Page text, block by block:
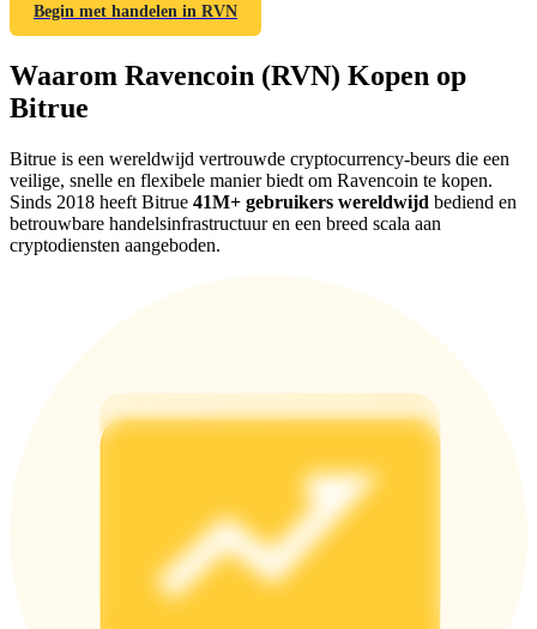
BTC Welcome Rewards
Deposit & Trade BTC to Share 25000 USDT prize pool!
Deposit CASHCAT & Win
Exclusive for BitMart Users
Register & Trade to Win 500,000 USDT
Precious Metals Trading Carnival
Trade Gold & Silver · 33,333 USDT Bonus
Begin met handelen in RVN
Waarom Ravencoin (RVN) Kopen op
Bitrue
Bitrue is een wereldwijd vertrouwde cryptocurrency-beurs die een
veilige, snelle en flexibele manier biedt om Ravencoin te kopen.
Sinds 2018 heeft Bitrue 41M+ gebruikers wereldwijd bediend en
betrouwbare handelsinfrastructuur en een breed scala aan
cryptodiensten aangeboden.